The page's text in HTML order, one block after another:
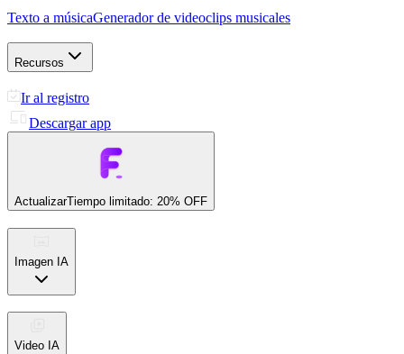
Texto a músicaGenerador de videoclips musicales
Recursos
Ir al registro
Descargar app
ActualizarTiempo limitado: 20% OFF
Imagen IA
Video IA